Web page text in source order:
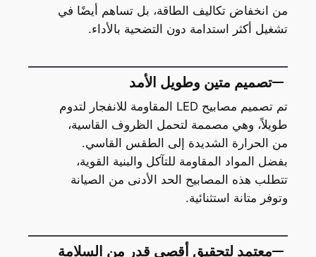
من انخفاض تكاليف الطاقة، بل تساهم أيضًا في
تشغيل أكثر استدامة دون التضحية بالأداء.
تصميم متين وطويل الأمد
تم تصميم مصابيح LED المقاومة للانفجار لتدوم
طويلاً، وهي مصممة لتحمل الظروف القاسية،
من الحرارة الشديدة إلى الطقس القاسي.
بفضل المواد المقاومة للتآكل والبنية القوية،
تتطلب هذه المصابيح الحد الأدنى من الصيانة
وتوفر متانة استثنائية.
معتمد لتحقيق أقصى قدر من السلامة